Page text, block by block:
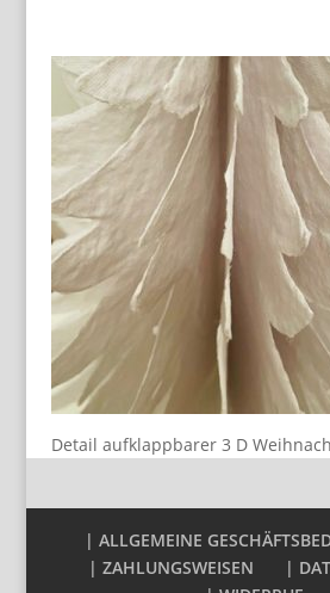
Detail aufklappbarer 3 D
| ALLGEMEINE
| ZAHLUNGSWEISEN
|